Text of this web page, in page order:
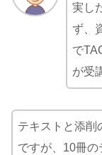
実し
ず、
で
が受
テキストと添削
ですが、10冊の